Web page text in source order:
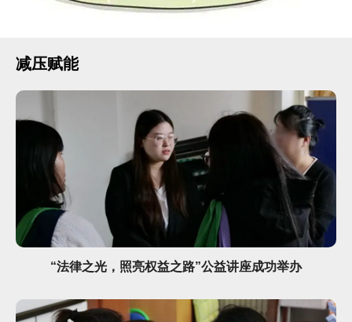
减压赋能
“法律之光，照亮权益之路”公益讲座成功举办